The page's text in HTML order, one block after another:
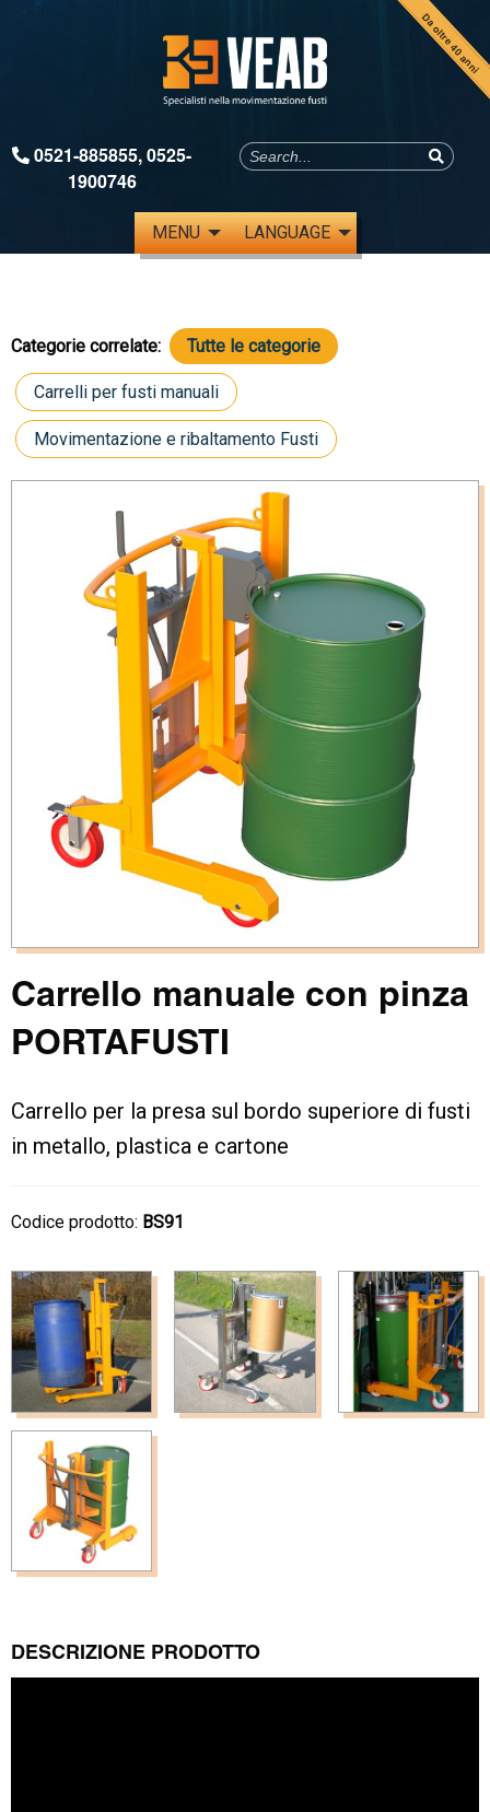
Da oltre 40 anni
0521-885855,0525-
1900746
MENU LANGUAGE
Categorie correlate: Tutte le categorie
Carrelli per fusti manuali
Movimentazione e ribaltamento Fusti
Carrello manuale con pinza
PORTAFUSTI
Carrello per la presa sul bordo superiore di fusti
in metallo, plastica e cartone
Codice prodotto: BS91
DESCRIZIONE PRODOTTO